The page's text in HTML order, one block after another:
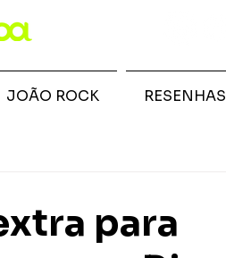
para
JOÃO ROCK RESENHAS